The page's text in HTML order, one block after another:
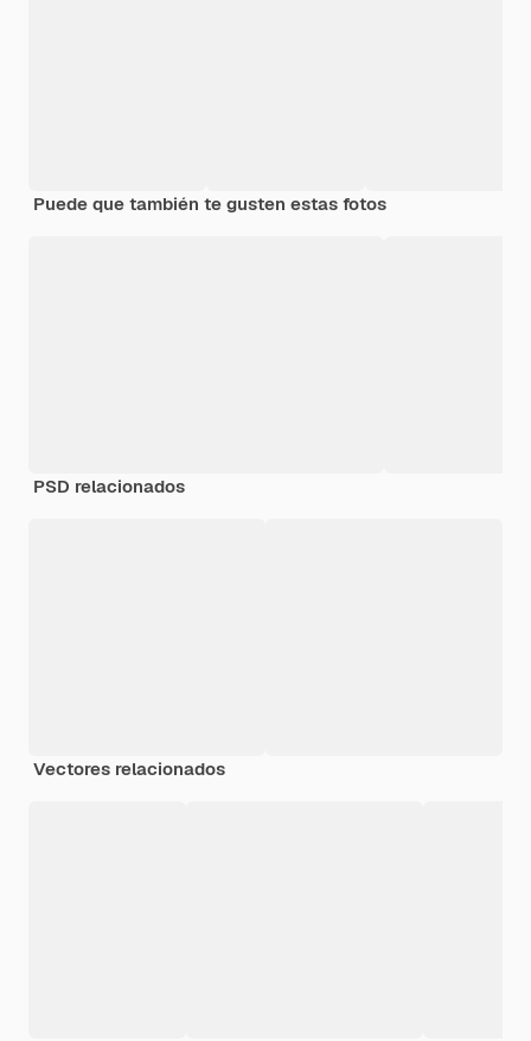
Puede que también te gusten estas fotos
PSD relacionados
Vectores relacionados